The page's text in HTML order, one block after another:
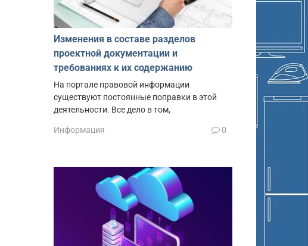
Изменения в составе разделов
проектной документации и
требованиях к их содержанию
На портале правовой информации
существуют постоянные поправки в этой
деятельности. Все дело в том,
Информация 0